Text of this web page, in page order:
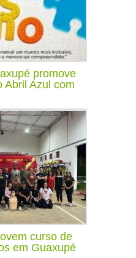
promove
Abril Azul com
curso de
em Guaxupé